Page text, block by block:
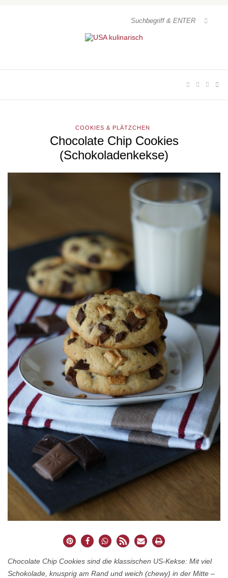
COOKIES & PLÄTZCHEN
Chocolate Chip Cookies
(Schokoladenkekse)
Chocolate Chip Cookies sind die klassischen US-Kekse: Mit viel
Schokolade, knusprig am Rand und weich (chewy) in der Mitte –